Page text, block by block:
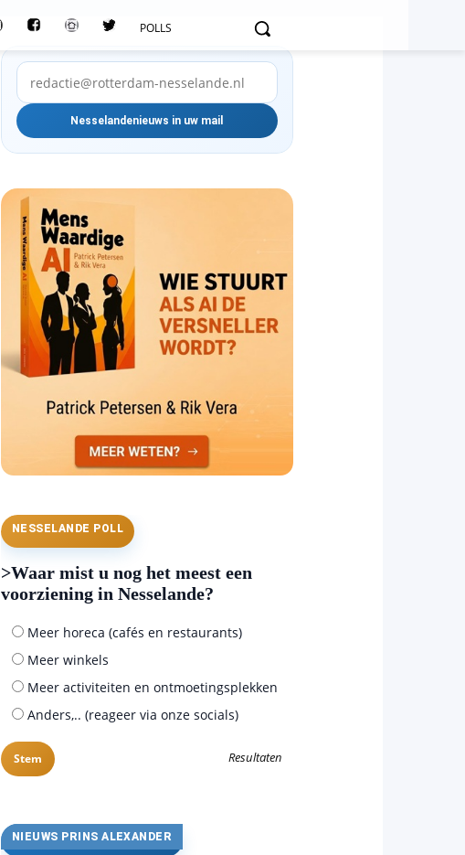
POLLS
NESSELANDE POLL
>Waar mist u nog het meest een
voorziening in Nesselande?
Meer horeca (cafés en restaurants)
Meer winkels
Meer activiteiten en ontmoetingsplekken
Anders,.. (reageer via onze socials)
Resultaten
NIEUWS PRINS ALEXANDER